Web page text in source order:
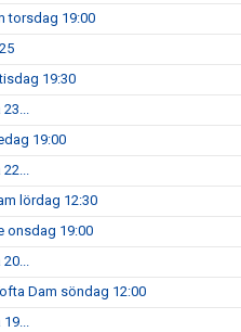
torsdag 19:00
19:30
19:00
lördag 12:30
onsdag 19:00
Dam söndag 12:00